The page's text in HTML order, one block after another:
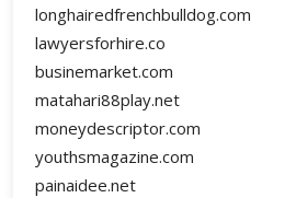
longhairedfrenchbulldog.com
lawyersforhire.co
businemarket.com
matahari88play.net
moneydescriptor.com
youthsmagazine.com
painaidee.net